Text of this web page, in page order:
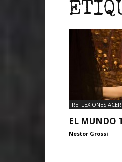
REFLEXIONES
EL MUNDO
Nestor Grossi